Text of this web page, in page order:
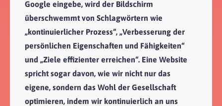
Google eingebe, wird der Bildschirm
überschwemmt von Schlagwörtern wie
„kontinuierlicher Prozess“, „Verbesserung der
persönlichen Eigenschaften und Fähigkeiten“
und „Ziele effizienter erreichen“. Eine Website
spricht sogar davon, wie wir nicht nur das
eigene, sondern das Wohl der Gesellschaft
optimieren, indem wir kontinuierlich an uns